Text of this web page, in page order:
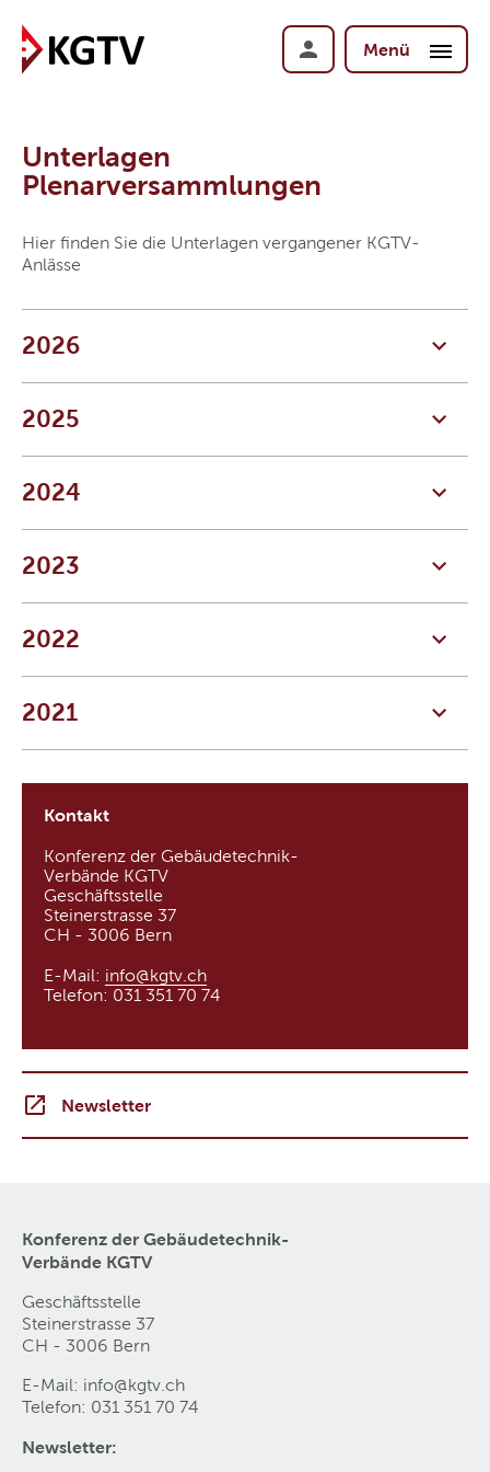
Menü
Unterlagen
Plenarversammlungen
Hier finden Sie die Unterlagen vergangener KGTV-
Anlässe
2026
2025
2024
2023
2022
2021
Kontakt
Konferenz der Gebäudetechnik-
Verbände KGTV
Geschäftsstelle
Steinerstrasse 37
CH - 3006 Bern
E-Mail: info@kgtv ch
Telefon: 031 351 70 74​​​​​​​
Newsletter
Konferenz der Gebäudetechnik-
Verbände KGTV
Geschäftsstelle
Steinerstrasse 37
CH - 3006 Bern
E-Mail: info@kgtv ch
Telefon: 031 351 70 74
Newsletter: